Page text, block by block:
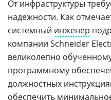
От инфраструктуры
надежности. Как
системный инженер
компании Schneider
великолепно
программному
должностных
обеспечить